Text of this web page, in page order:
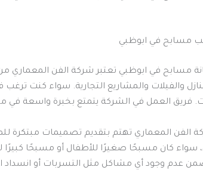
مسابح في ابوظبي
مسابح في ابوظبي تعتبر شركة الفن
والفيلات والمشاريع التجارية. سواء كنت
فريق العمل في الشركة يتمتع بخبرة واسعة في
الفن المعماري تهتم بتقديم تصميمات مبتكرة
سواء كان مسبحًا صغيرًا للأطفال أو مسبحًا كبيرًا
عدم وجود أي مشاكل مثل التسربات أو انسداد